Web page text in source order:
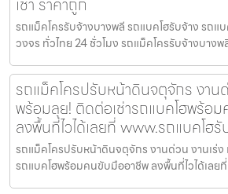
รถแม็คโครรับจ้างบางพลี รถแบคโฮรับจ้าง รถแบ
วงจร ทั่วไทย 24 ชั่วโมง รถแม็คโครรับจ้างบาง
รถแม็คโครปรับหน้าดินจตุจักร งานด่
พร้อมลุย! ติดต่อเช่ารถแบคโฮพร้อ
ลงพื้นที่ไวได้เลยที่ www.รถแบคโฮ
รถแม็คโครปรับหน้าดินจตุจักร งานด่วน งานเร่ง
รถแบคโฮพร้อมคนขับมืออาชีพ ลงพื้นที่ไวได้เลย